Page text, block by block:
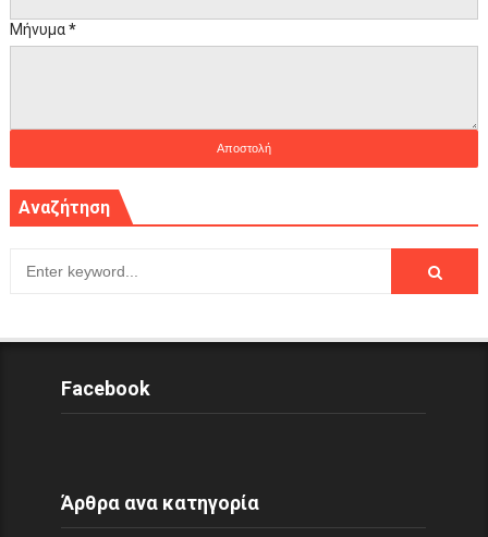
Μήνυμα*
Αναζήτηση
Facebook
Άρθρα ανα κατηγορία